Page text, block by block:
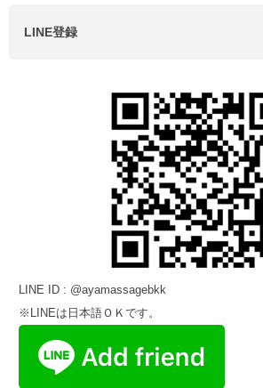
LINE登録
LINE ID : @ayamassagebkk
※LINEは日本語ＯＫです。